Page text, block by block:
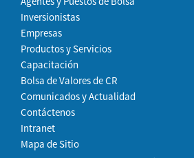
Inversionistas
Empresas
Productos y Servicios
Capacitación
Bolsa de Valores de CR
Comunicados y Actualidad
Contáctenos
Intranet
Mapa de Sitio